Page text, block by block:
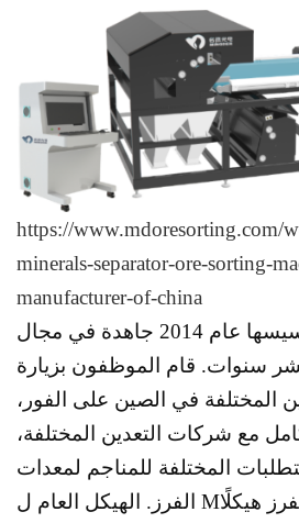
https://www.mdoresorting.com/
minerals-separator-ore-sorting-
manufacturer-of-china
تعمل الشركة منذ تأسيسها عام 2014 جاهدة في مجال
سنوات. قام الموظفون بزيارة
المختلفة في الصين على الفور،
مع شركات التعدين المختلفة،
المختلفة للمناجم لمعدات
الفرز. الهيكل العام ل Mهيكلًا